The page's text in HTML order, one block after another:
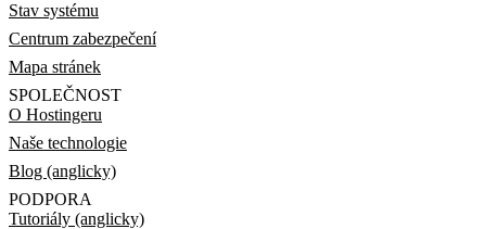
Stav systému
Centrum zabezpečení
Mapa stránek
SPOLEČNOST
O Hostingeru
Naše technologie
Blog (anglicky)
PODPORA
Tutoriály (anglicky)